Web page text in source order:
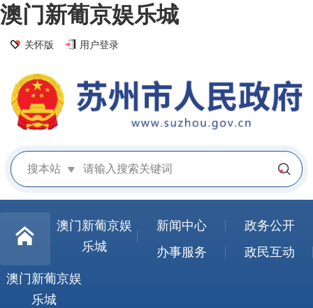
澳门新葡京娱乐城
关怀版 用户登录
搜本站
澳门新葡京娱
乐城
新闻中心
政务公开
办事服务
政民互动
澳门新葡京娱
乐城